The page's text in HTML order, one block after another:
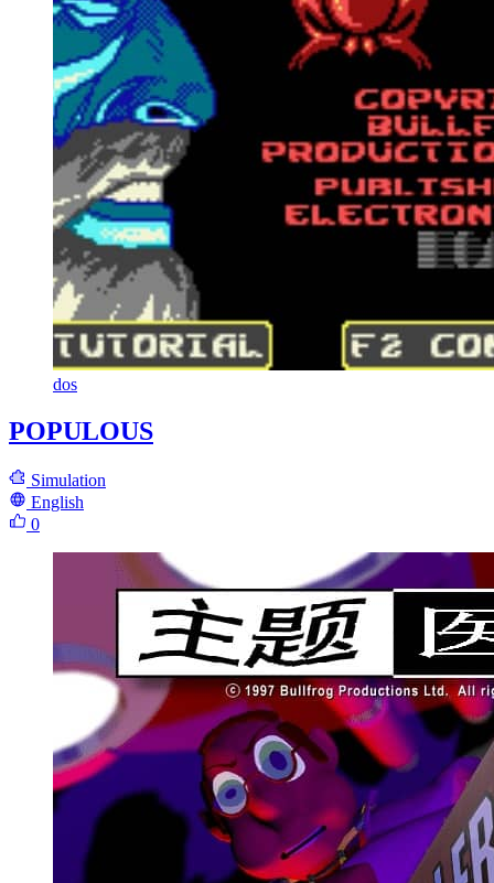
dos
POPULOUS
Simulation
English
0